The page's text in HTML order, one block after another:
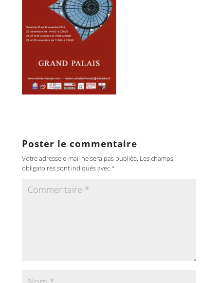
Poster le commentaire
Votre adresse e-mail ne sera pas publiée. Les champs
obligatoires sont indiqués avec *